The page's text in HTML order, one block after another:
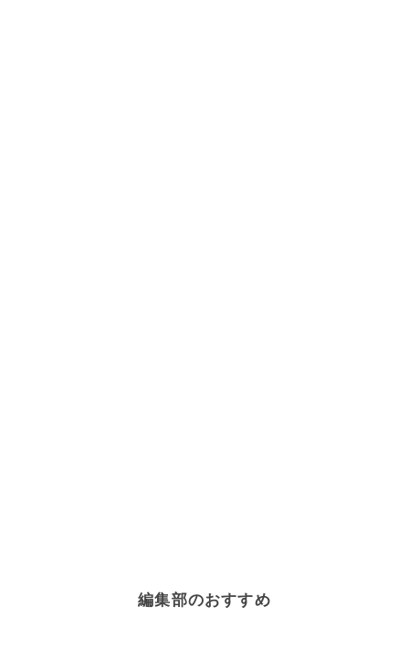
編集部のおすすめ